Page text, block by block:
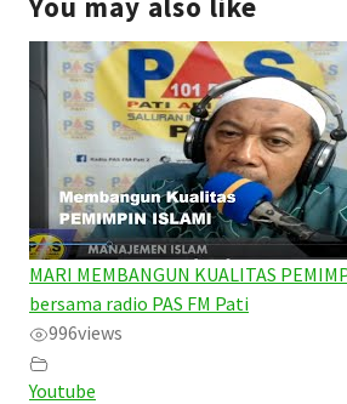
MARI MEMBANGUN KUALITAS
bersama radio PAS FM Pati
996views
Youtube